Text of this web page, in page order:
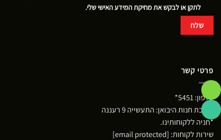
לתקן או לבקש את מחיקת המידע האישי שלי.
פרטי קשר
טלפון:5451*
כתובת חנות היבואן: התעשייה 9 רעננה
*חניה ללקוחותינו.
שירות לקוחות: [email protected]